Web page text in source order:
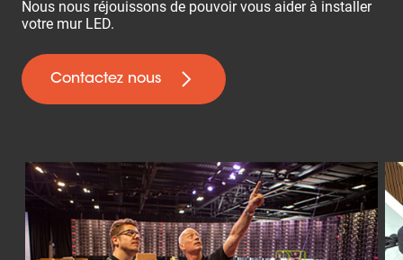
Nous nous réjouissons de pouvoir vous aider à installer
votre mur LED.
Contactez nous
Slide 1 of 5